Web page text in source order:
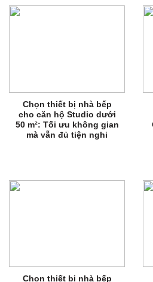
Chọn thiết bị nhà bếp
cho căn hộ Studio dưới
50 m²: Tối ưu không gian
mà vẫn đủ tiện nghi
Chọn thiết bị nhà bếp